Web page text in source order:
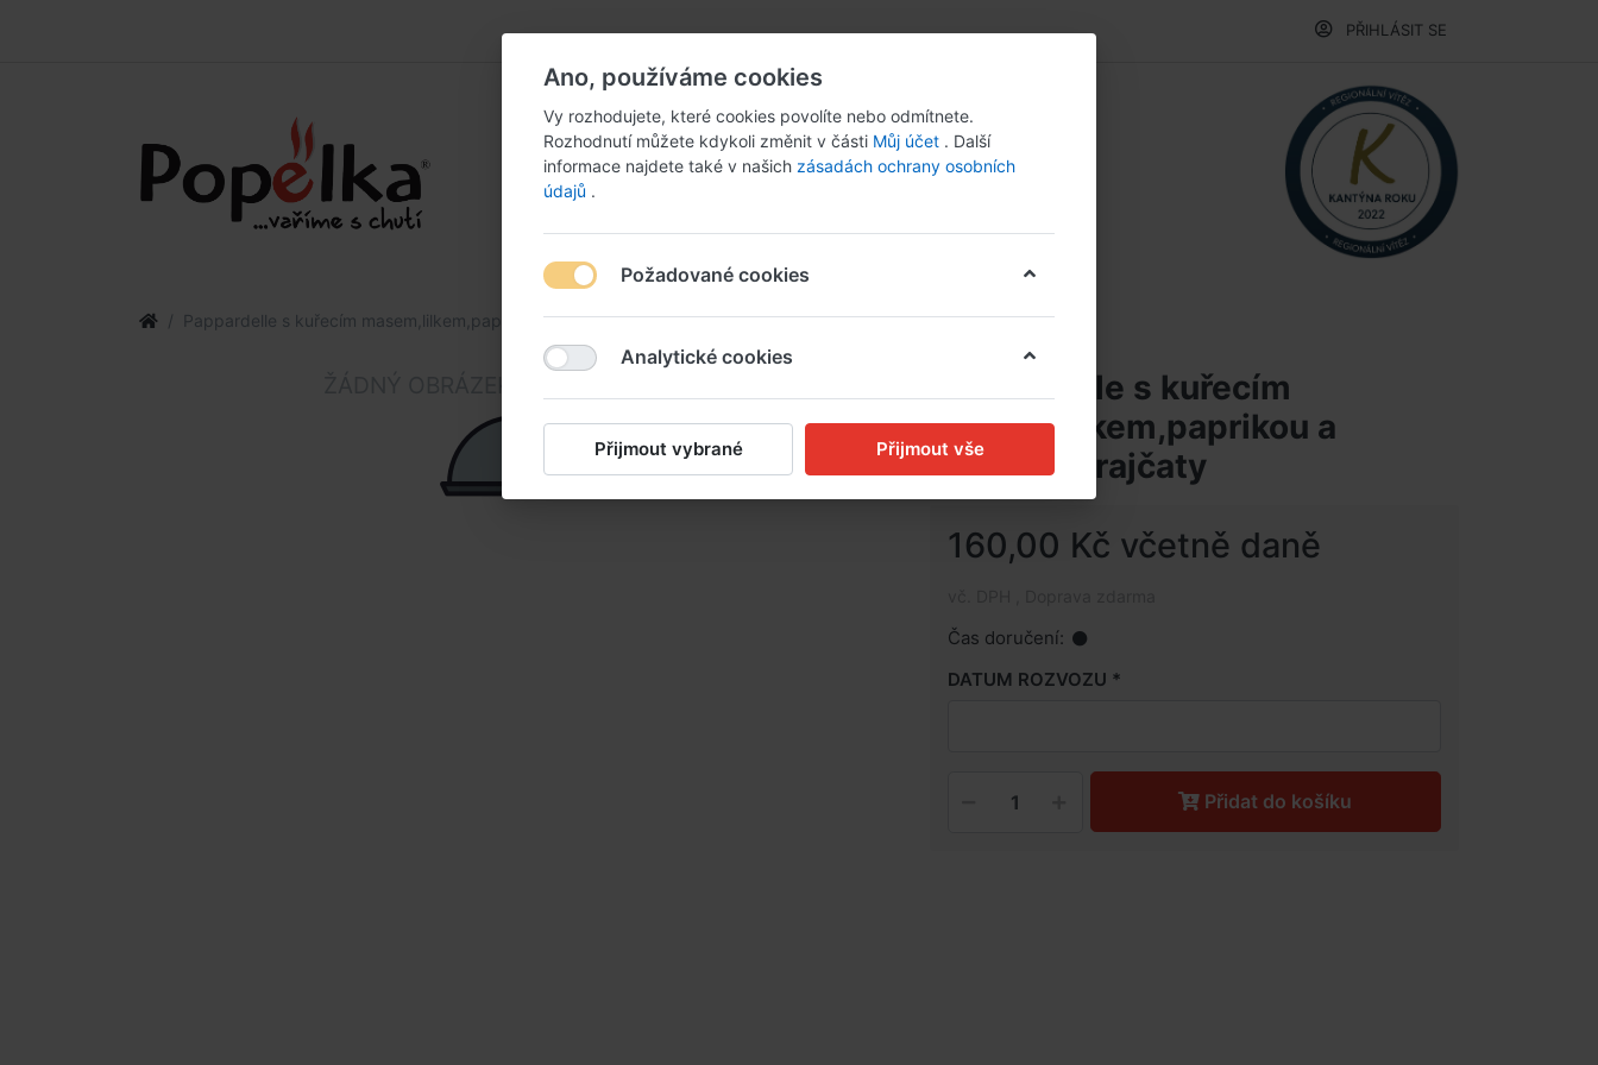
PŘIHLÁSIT SE
Pappardelle s kuřecím masem,lilkem,paprikou a sušenými rajčaty
Pappardelle s kuřecím
masem,lilkem,paprikou a
sušenými rajčaty
160,00 Kč včetně daně
Čas doručení:
DATUM ROZVOZU
Přidat do košíku
Ano, používáme cookies
Vy rozhodujete, které cookies povolíte nebo odmítnete.
Rozhodnutí můžete kdykoli změnit v části Můj účet . Další
informace najdete také v našich zásadách ochrany osobních
údajů .
Požadované cookies
Analytické cookies
Přijmout vybrané Přijmout vše